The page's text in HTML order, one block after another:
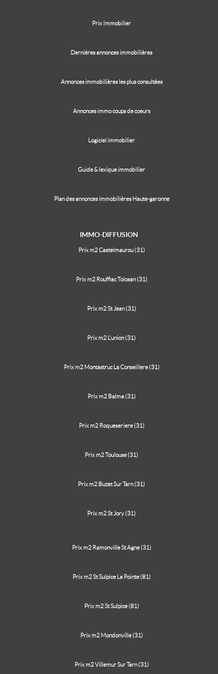
Prix Immobilier
Dernières annonces immobilières
Annonces immobilières les plus consultées
Annonces immo coups de coeurs
Logiciel immobilier
Guide & lexique immobilier
Plan des annonces immobilières Haute-garonne
IMMO-DIFFUSION
Prix m2 Castelmaurou (31)
Prix m2 Rouffiac Tolosan (31)
Prix m2 St Jean (31)
Prix m2 L'union (31)
Prix m2 Montastruc La Conseillere (31)
Prix m2 Balma (31)
Prix m2 Roqueseriere (31)
Prix m2 Toulouse (31)
Prix m2 Buzet Sur Tarn (31)
Prix m2 St Jory (31)
Prix m2 Ramonville St Agne (31)
Prix m2 St Sulpice La Pointe (81)
Prix m2 St Sulpice (81)
Prix m2 Mondonville (31)
Prix m2 Villemur Sur Tarn (31)